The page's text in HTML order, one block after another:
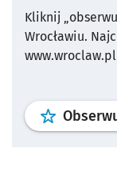
Kliknij
Wrocławiu.